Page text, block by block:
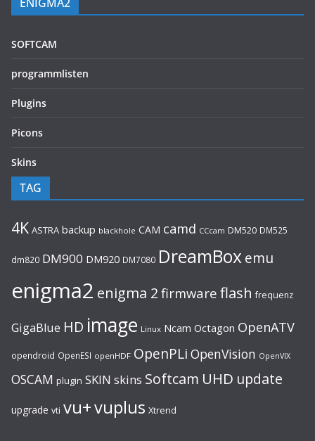
SOFTCAM
programmlisten
Plugins
Picons
Skins
TAG
4K ASTRA backup blackhole CAM camd CCcam DM520 DM525
dm820 DM900 DM920 DM7080 DreamBoxemu
enigma2 enigma 2 firmware flash frequenz
GigaBlue HD image Linux Ncam Octagon OpenATV
opendroid OpenESI openHDF OpenPLi OpenVision OpenVIX
OSCAM plugin SKIN skins Softcam UHD update
upgrade vti vu+vuplus Xtrend